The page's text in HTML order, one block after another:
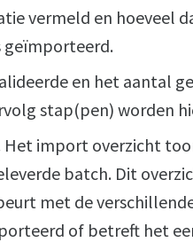
vermeld en hoeveel
geïmporteerd.
en het aantal
stap(pen) worden
import overzicht
batch. Dit
met de
of betreft het